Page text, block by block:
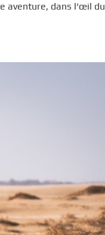
aventure, dans l’œil du